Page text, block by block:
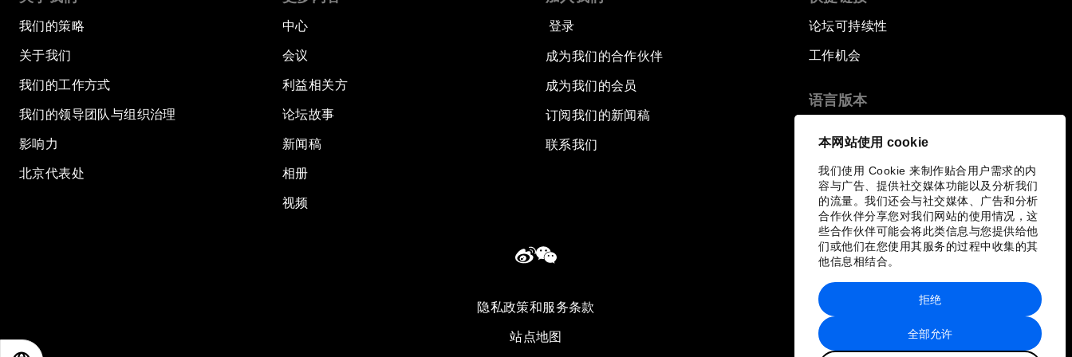
本网站使用 cookie
我们使用 Cookie 来制作贴合用户需求的内
容与广告、提供社交媒体功能以及分析我们
的流量。我们还会与社交媒体、广告和分析
合作伙伴分享您对我们网站的使用情况，这
些合作伙伴可能会将此类信息与您提供给他
们或他们在您使用其服务的过程中收集的其
他信息相结合。
全部允许
拒绝
我们的策略
关于我们
我们的工作方式
我们的领导团队与组织治理
影响力
北京代表处
中心
会议
利益相关方
论坛故事
新闻稿
相册
视频
登录
成为我们的合作伙伴
成为我们的会员
订阅我们的新闻稿
联系我们
论坛可持续性
工作机会
语言版本
隐私政策和服务条款
站点地图